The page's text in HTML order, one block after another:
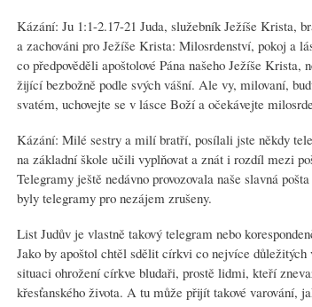
Kázání: Ju 1:1-2.17-21 Juda, služebník Ježíše Krista,
a zachováni pro Ježíše Krista: Milosrdenství, pokoj a
co předpověděli apoštolové Pána našeho Ježíše
žijící bezbožně podle svých vášní. Ale vy, milovaní,
svatém, uchovejte se v lásce Boží a očekávejte
Kázání: Milé sestry a milí bratří, posílali jste někdy
na základní škole učili vyplňovat a znát i rozdíl mezi
Telegramy ještě nedávno provozovala naše slavná
byly telegramy pro nezájem zrušeny.
List Judův je vlastně takový telegram nebo
Jako by apoštol chtěl sdělit církvi co nejvíce
situaci ohrožení církve bludaři, prostě lidmi, kteří
křesťanského života. A tu může přijít takové varování,